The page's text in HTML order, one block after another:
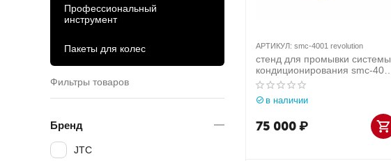
АРТИКУЛ: smc-4001 revolution
стенд для промывки системы
кондиционирования smc-4001
revolution
в наличии
75 000₽
Профессиональный
инструмент
Пакеты для колес
Фильтры товаров
Бренд
JTC